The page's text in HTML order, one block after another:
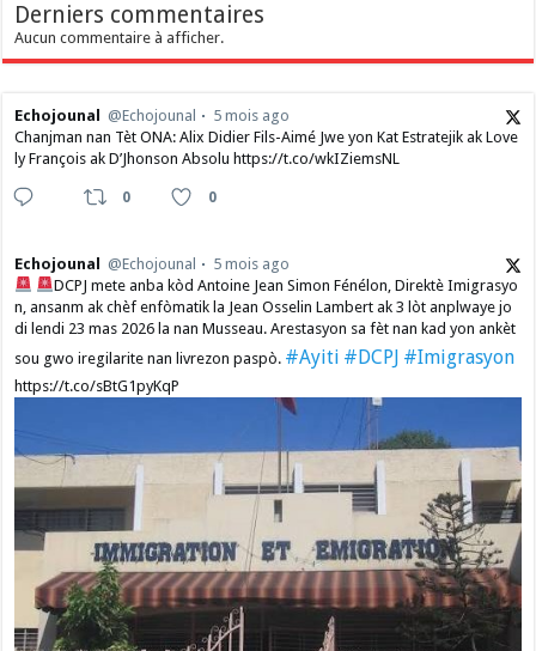
Derniers commentaires
Aucun commentaire à afficher.
Echojounal @Echojounal
5 mois ago
Chanjman nan Tèt ONA: Alix Didier Fils-Aimé Jwe yon Kat Estratejik ak Love
ly François ak D’Jhonson Absolu https://t.co/wkIZiemsNL
0 0
Echojounal @Echojounal
5 mois ago
DCPJ mete anba kòd Antoine Jean Simon Fénélon, Direktè Imigrasyo
n, ansanm ak chèf enfòmatik la Jean Osselin Lambert ak 3 lòt anplwaye jo
di lendi 23 mas 2026 la nan Musseau. Arestasyon sa fèt nan kad yon ankèt
sou gwo iregilarite nan livrezon paspò. #Ayiti #DCPJ #Imigrasyon
https://t.co/sBtG1pyKqP